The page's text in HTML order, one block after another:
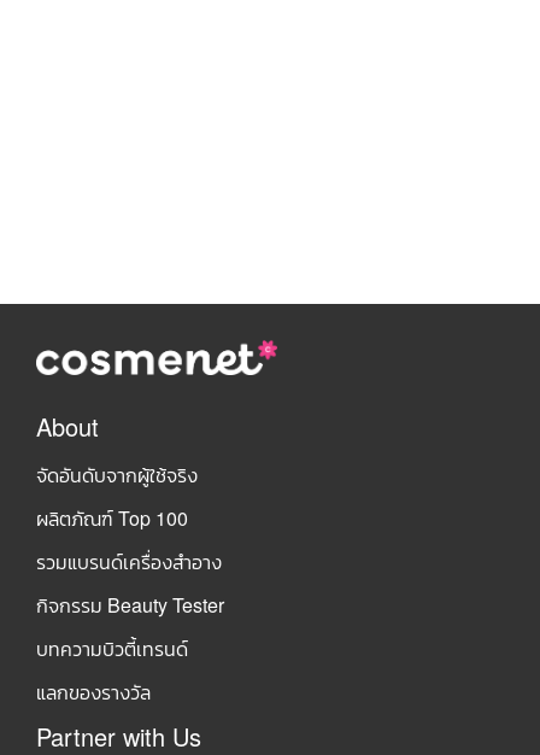
About
จัดอันดับจากผู้ใช้จริง
ผลิตภัณฑ์ Top 100
รวมแบรนด์เครื่องสำอาง
กิจกรรม Beauty Tester
บทความบิวตี้เทรนด์
แลกของรางวัล
Partner with Us